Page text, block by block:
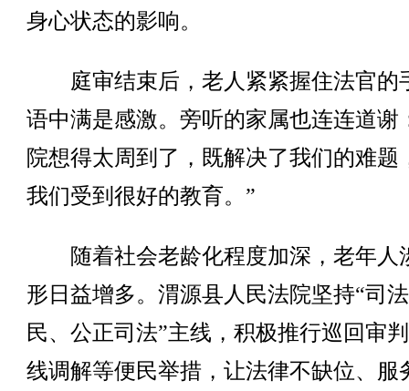
身心状态的影响。
庭审结束后，老人紧紧握住法官的
语中满是感激。旁听的家属也连连道谢
院想得太周到了，既解决了我们的难题
我们受到很好的教育。”
随着社会老龄化程度加深，老年人
形日益增多。渭源县人民法院坚持“司
民、公正司法”主线，积极推行巡回审
线调解等便民举措，让法律不缺位、服